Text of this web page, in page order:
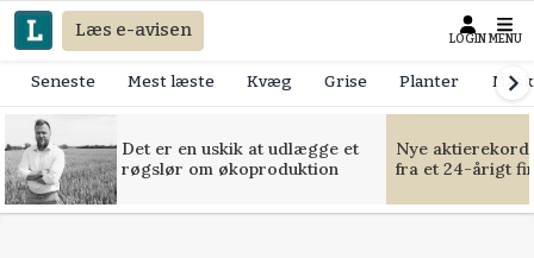
Læs e-avisen LOGIN MENU
Seneste Mest læste Kvæg Grise Planter
Det er en uskik at udlægge et
røgslør om økoproduktion
Nye
fra et 24-årigt